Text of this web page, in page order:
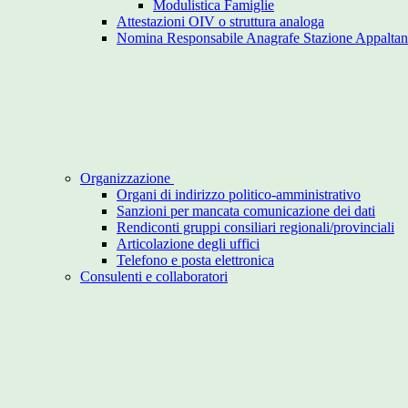
Modulistica Famiglie
Attestazioni OIV o struttura analoga
Nomina Responsabile Anagrafe Stazione
Organizzazione
Organi di indirizzo politico-amministrativo
Sanzioni per mancata comunicazione dei dati
Rendiconti gruppi consiliari regionali/provinciali
Articolazione degli uffici
Telefono e posta elettronica
Consulenti e collaboratori